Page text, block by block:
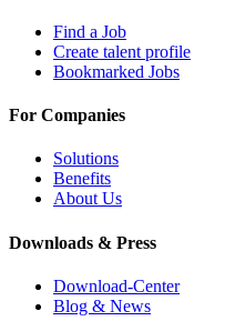
Find a Job
Create talent profile
Bookmarked Jobs
For Companies
Solutions
Benefits
About Us
Downloads & Press
Download-Center
Blog & News